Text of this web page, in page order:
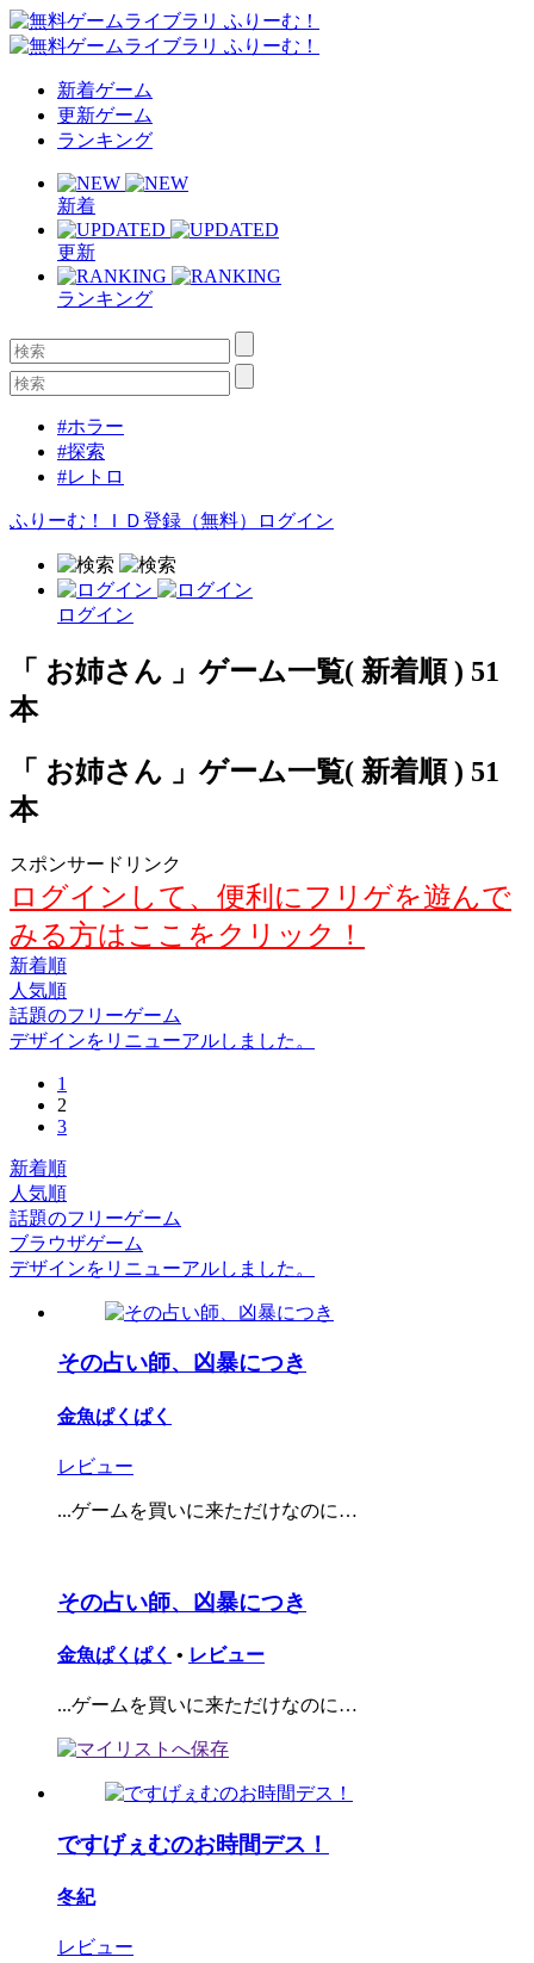
新着ゲーム
更新ゲーム
ランキング
新着
更新
ランキング
#ホラー
#探索
#レトロ
ふりーむ！ＩＤ登録（無料） ログイン
ログイン
「 お姉さん 」ゲーム一覧( 新着順 ) 51
本
「 お姉さん 」ゲーム一覧( 新着順 ) 51
本
スポンサードリンク
ログインして、便利にフリゲを遊んで
みる方はここをクリック！
新着順
人気順
話題のフリーゲーム
デザインをリニューアルしました。
1
2
3
新着順
人気順
話題のフリーゲーム
ブラウザゲーム
デザインをリニューアルしました。
その占い師、凶暴につき
金魚ぱくぱく
レビュー
...ゲームを買いに来ただけなのに…
その占い師、凶暴につき
金魚ぱくぱく • レビュー
...ゲームを買いに来ただけなのに…
ですげぇむのお時間デス！
冬紀
レビュー